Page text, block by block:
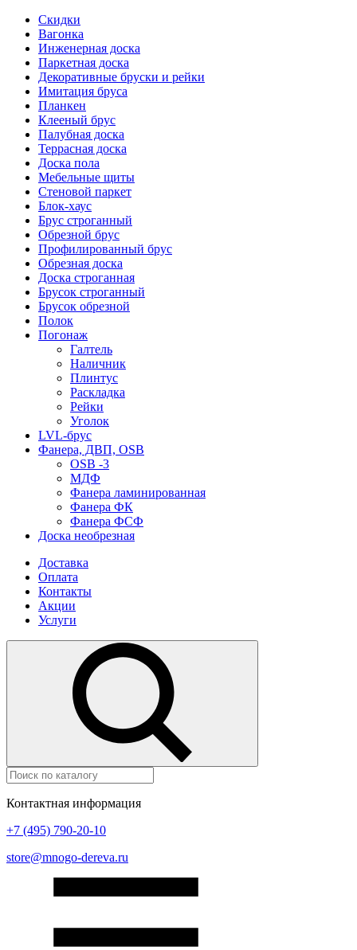
Скидки
Вагонка
Инженерная доска
Паркетная доска
Декоративные бруски и рейки
Имитация бруса
Планкен
Клееный брус
Палубная доска
Террасная доска
Доска пола
Мебельные щиты
Стеновой паркет
Блок-хаус
Брус строганный
Обрезной брус
Профилированный брус
Обрезная доска
Доска строганная
Брусок строганный
Брусок обрезной
Полок
Погонаж
Галтель
Наличник
Плинтус
Раскладка
Рейки
Уголок
LVL-брус
Фанера, ДВП, OSB
OSB -3
МДФ
Фанера ламинированная
Фанера ФК
Фанера ФСФ
Доска необрезная
Доставка
Оплата
Контакты
Акции
Услуги
Контактная информация
+7 (495) 790-20-10
store@mnogo-dereva.ru